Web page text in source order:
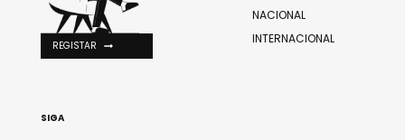
NACIONAL
INTERNACIONAL
REGISTAR
SIGA